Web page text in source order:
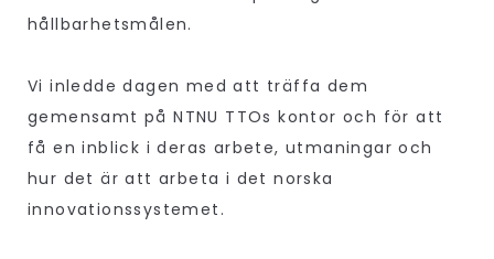
hållbarhetsmålen.
Vi inledde dagen med att träffa dem
gemensamt på NTNU TTOs kontor och för att
få en inblick i deras arbete, utmaningar och
hur det är att arbeta i det norska
innovationssystemet.